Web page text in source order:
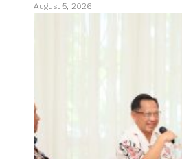
August 5, 2026